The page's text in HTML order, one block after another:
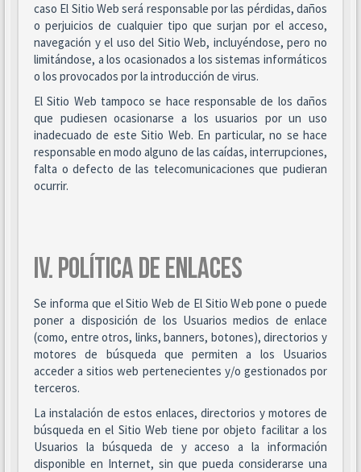
caso El Sitio Web será responsable por las pérdidas, daños
o perjuicios de cualquier tipo que surjan por el acceso,
navegación y el uso del Sitio Web, incluyéndose, pero no
limitándose, a los ocasionados a los sistemas informáticos
o los provocados por la introducción de virus.
El Sitio Web tampoco se hace responsable de los daños
que pudiesen ocasionarse a los usuarios por un uso
inadecuado de este Sitio Web. En particular, no se hace
responsable en modo alguno de las caídas, interrupciones,
falta o defecto de las telecomunicaciones que pudieran
ocurrir.
IV. POLÍTICA DE ENLACES
Se informa que el Sitio Web de El Sitio Web pone o puede
poner a disposición de los Usuarios medios de enlace
(como, entre otros, links, banners, botones), directorios y
motores de búsqueda que permiten a los Usuarios
acceder a sitios web pertenecientes y/o gestionados por
terceros.
La instalación de estos enlaces, directorios y motores de
búsqueda en el Sitio Web tiene por objeto facilitar a los
Usuarios la búsqueda de y acceso a la información
disponible en Internet, sin que pueda considerarse una